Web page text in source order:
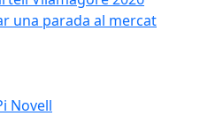
una parada al mercat
Novell